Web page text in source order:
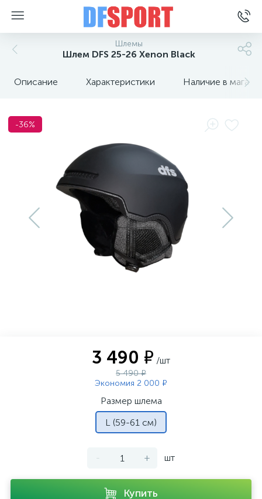
Шлемы
Шлем DFS 25-26 Xenon Black
Описание Характеристики Наличие в
-36%
3 490 ₽ /шт
5 490 ₽
Экономия 2 000 ₽
Размер шлема
L (59-61 см)
- + шт
Купить